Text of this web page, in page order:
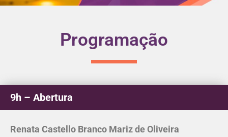
Programação
9h – Abertura
Renata Castello Branco Mariz de Oliveira